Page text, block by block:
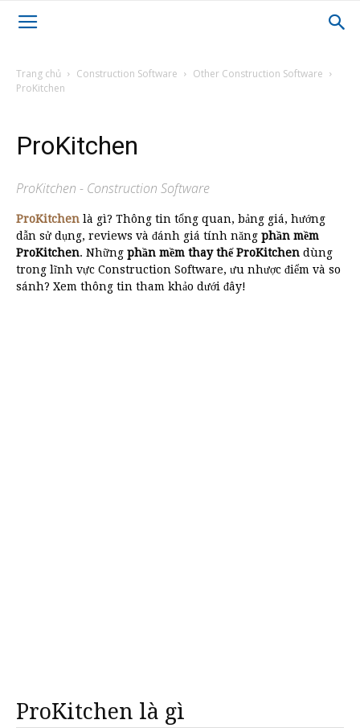
Trang chủ Construction Software
Other Construction Software
ProKitchen
ProKitchen
ProKitchen - Construction Software
ProKitchen là gì? Thông tin tổng quan, bảng giá, hướng
dẫn sử dụng, reviews và đánh giá tính năng phần mềm
ProKitchen. Những phần mềm thay thế ProKitchen dùng
trong lĩnh vực Construction Software, ưu nhược điểm và so
sánh? Xem thông tin tham khảo dưới đây!
ProKitchen là gì